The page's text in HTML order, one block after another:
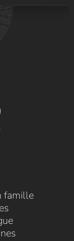
famille